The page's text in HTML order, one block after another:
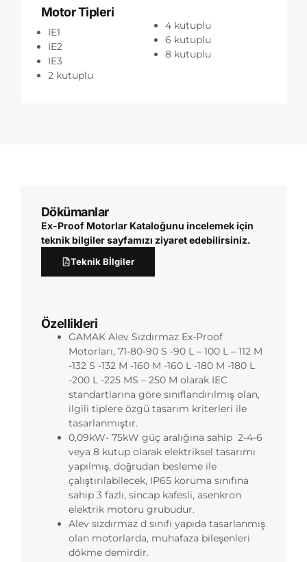
Motor Tipleri
IE1
IE2
IE3
2 kutuplu
4 kutuplu
6 kutuplu
8 kutuplu
Dökümanlar
Ex-Proof Motorlar Kataloğunu incelemek için
teknik bilgiler sayfamızı ziyaret edebilirsiniz.
Teknik Bİlgiler
Özellikleri
GAMAK Alev Sızdırmaz Ex-Proof
Motorları, 71-80-90 S -90 L – 100 L – 112 M
-132 S -132 M -160 M -160 L -180 M -180 L
-200 L -225 MS – 250 M olarak IEC
standartlarına göre sınıflandırılmış olan,
ilgili tiplere özgü tasarım kriterleri ile
tasarlanmıştır.
0,09kW- 75kW güç aralığına sahip 2-4-6
veya 8 kutup olarak elektriksel tasarımı
yapılmış, doğrudan besleme ile
çalıştırılabilecek, IP65 koruma sınıfına
sahip 3 fazlı, sincap kafesli, asenkron
elektrik motoru grubudur.
Alev sızdırmaz d sınıfı yapıda tasarlanmış
olan motorlarda, muhafaza bileşenleri
dökme demirdir.